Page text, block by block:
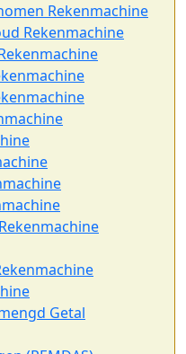
Rekenmachine
Rekenmachine
Getal